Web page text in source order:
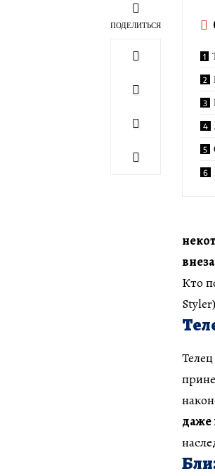
ПОДЕЛИТЬСЯ
Кто
даже